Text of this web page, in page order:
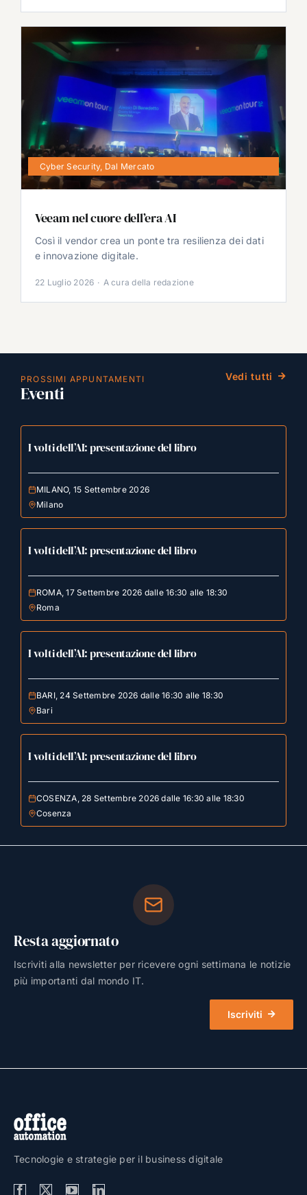
Cyber Security, Dal Mercato
Veeam nel cuore dell’era AI
Così il vendor crea un ponte tra resilienza dei dati
e innovazione digitale.
22 Luglio 2026 · A cura della redazione
PROSSIMI APPUNTAMENTI
Eventi
Vedi tutti
I volti dell’AI: presentazione del libro
MILANO, 15 Settembre 2026
Milano
I volti dell’AI: presentazione del libro
ROMA, 17 Settembre 2026 dalle 16:30 alle 18:30
Roma
I volti dell’AI: presentazione del libro
BARI, 24 Settembre 2026 dalle 16:30 alle 18:30
Bari
I volti dell’AI: presentazione del libro
COSENZA, 28 Settembre 2026 dalle 16:30 alle 18:30
Cosenza
Resta aggiornato
Iscriviti alla newsletter per ricevere ogni settimana le notizie
più importanti dal mondo IT.
Iscriviti
Tecnologie e strategie per il business digitale